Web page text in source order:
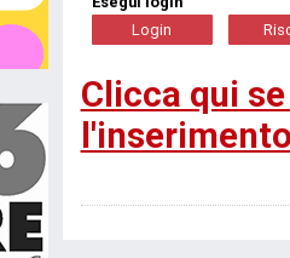
Clicca qui